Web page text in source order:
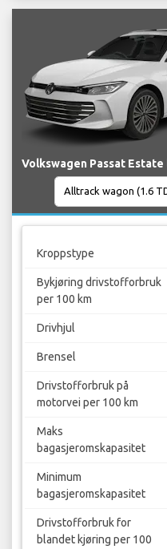
Volkswagen Passat
Kroppstype
Bykjøring drivstofforbruk
per 100 km
Drivhjul
Brensel
Drivstofforbruk på
motorvei per 100 km
Maks
bagasjeromskapasitet
Minimum
bagasjeromskapasitet
Drivstofforbruk for
blandet kjøring per 100